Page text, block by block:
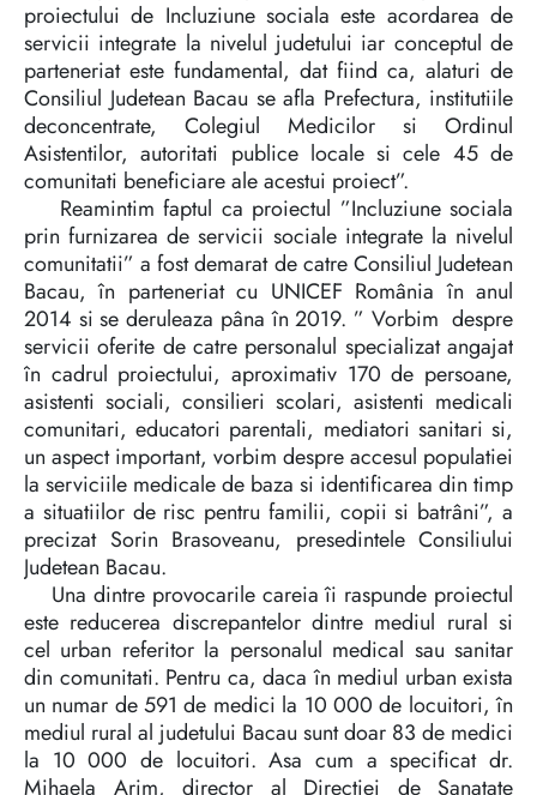
proiectului de Incluziune sociala este acordarea de
servicii integrate la nivelul judetului iar conceptul de
parteneriat este fundamental, dat fiind ca, alaturi de
Consiliul Judetean Bacau se afla Prefectura, institutiile
deconcentrate, Colegiul Medicilor si Ordinul
Asistentilor, autoritati publice locale si cele 45 de
comunitati beneficiare ale acestui proiect”.
Reamintim faptul ca proiectul ”Incluziune sociala
prin furnizarea de servicii sociale integrate la nivelul
comunitatii” a fost demarat de catre Consiliul Judetean
Bacau, în parteneriat cu UNICEF România în anul
2014 si se deruleaza pâna în 2019. ” Vorbim despre
servicii oferite de catre personalul specializat angajat
în cadrul proiectului, aproximativ 170 de persoane,
asistenti sociali, consilieri scolari, asistenti medicali
comunitari, educatori parentali, mediatori sanitari si,
un aspect important, vorbim despre accesul populatiei
la serviciile medicale de baza si identificarea din timp
a situatiilor de risc pentru familii, copii si batrâni”, a
precizat Sorin Brasoveanu, presedintele Consiliului
Judetean Bacau.
Una dintre provocarile careia îi raspunde proiectul
este reducerea discrepantelor dintre mediul rural si
cel urban referitor la personalul medical sau sanitar
din comunitati. Pentru ca, daca în mediul urban exista
un numar de 591 de medici la 10 000 de locuitori, în
mediul rural al judetului Bacau sunt doar 83 de medici
la 10 000 de locuitori. Asa cum a specificat dr.
Mihaela Arim, director al Directiei de Sanatate